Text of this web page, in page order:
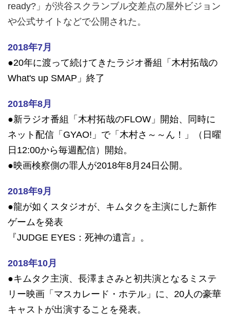
ready?」が渋谷スクランブル交差点の屋外ビジョン
や公式サイトなどで公開された。
2018年7月
●20年に渡って続けてきたラジオ番組「木村拓哉の
What's up SMAP」終了
2018年8月
●新ラジオ番組「木村拓哉のFLOW」開始、同時に
ネット配信「GYAO!」で「木村さ～～ん！」（日曜
日12:00から毎週配信）開始。
●映画検察側の罪人が2018年8月24日公開。
2018年9月
●龍が如くスタジオが、キムタクを主演にした新作
ゲームを発表
『JUDGE EYES：死神の遺言』。
2018年10月
●キムタク 主演、長澤まさみと初共演となるミステ
リー映画「マスカレード・ホテル」 に、20人の豪華
キャストが出演することを発表。